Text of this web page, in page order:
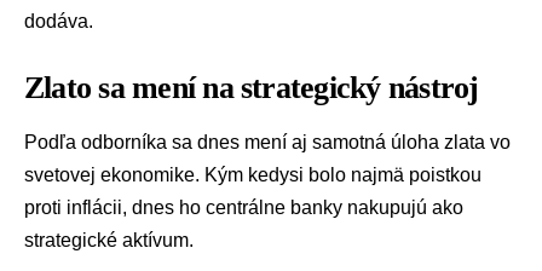
dodáva.
Zlato sa mení na strategický nástroj
Podľa odborníka sa dnes mení aj samotná úloha zlata vo
svetovej ekonomike. Kým kedysi bolo najmä poistkou
proti inflácii, dnes ho centrálne banky nakupujú ako
strategické aktívum.